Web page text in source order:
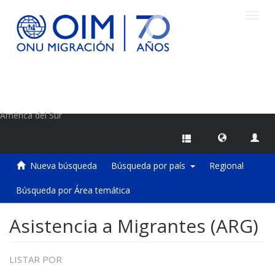
América del Sur
Nueva búsqueda Búsqueda por país Regional
Búsqueda por Área temática
Asistencia a Migrantes (ARG)
LISTAR POR